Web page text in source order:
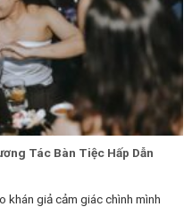
Tác Bàn Tiệc Hấp Dẫn
giả cảm giác chình mình